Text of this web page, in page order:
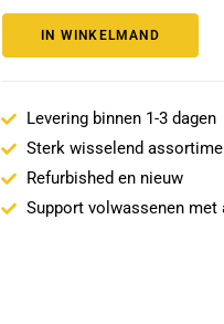
IN WINKELMAND
Levering binnen 1-3 dagen
Sterk wisselend
Refurbished en nieuw
Support volwassenen